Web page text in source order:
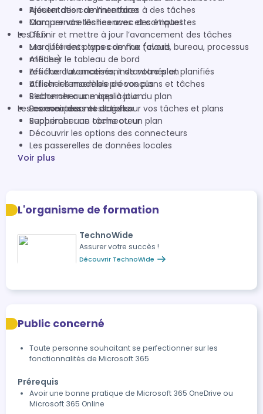
Ajouter des commentaires à des tâches
Marquer vos tâches avec des étiquettes
Définir et mettre à jour l’avancement des tâches
Marquer des plans comme favoris
Afficher le tableau de bord
Afficher l’avancement de votre plan
Afficher l’ensemble de vos plans et tâches
S’abonner aux mises à jour du plan
Recevoir des messages sur vos tâches et plans
Supprimer une tâche ou un plan
Présentation de l’interface
Comprendre les licences et comptes
Les flux
Les différents types de flux (cloud, bureau, processus
métier)
Les flux automatisés, instantanés et planifiés
Utiliser les modèles préconçus
Rechercher une application
Les composants d’un flux
Les connecteurs et actions
Rechercher un connecteur
Découvrir les options des connecteurs
Les passerelles de données locales
Voir plus
L'organisme de formation
TechnoWide
Assurer votre succès !
Découvrir TechnoWide
Public concerné
Toute personne souhaitant se perfectionner sur les
fonctionnalités de Microsoft 365
Prérequis
Avoir une bonne pratique de Microsoft 365 OneDrive ou
Microsoft 365 Online